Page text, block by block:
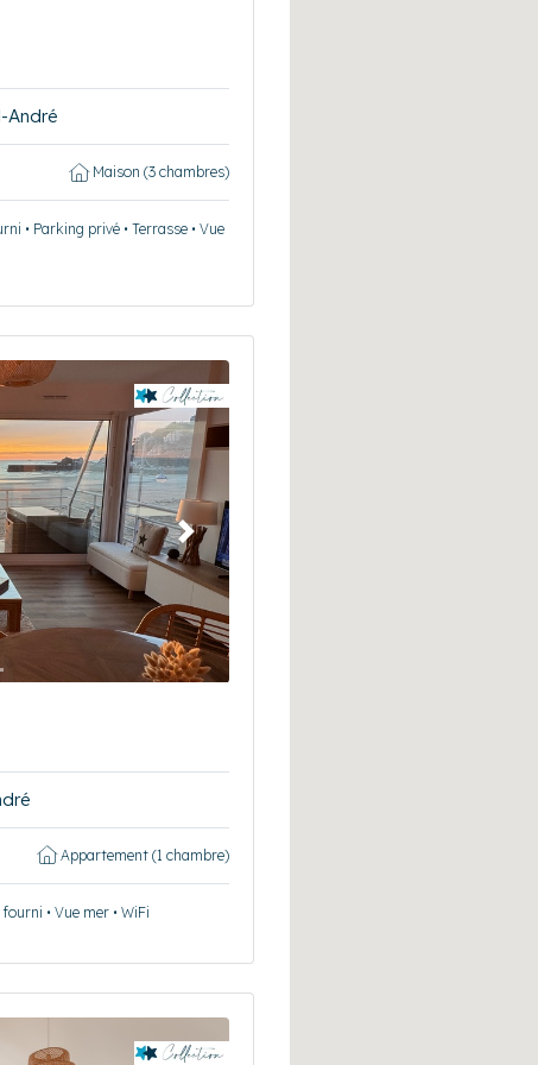
André
Maison (3 chambres)
• Parking privé • Terrasse • Vue
Suivant
Appartement (1 chambre)
• Vue mer • WiFi